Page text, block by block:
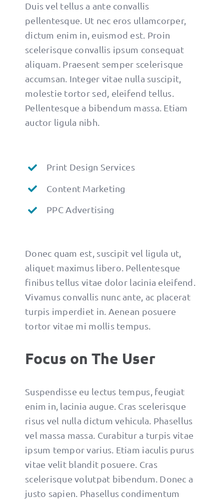
Duis vel tellus a ante convallis
pellentesque. Ut nec eros ullamcorper,
dictum enim in, euismod est. Proin
scelerisque convallis ipsum consequat
aliquam. Praesent semper scelerisque
accumsan. Integer vitae nulla suscipit,
molestie tortor sed, eleifend tellus.
Pellentesque a bibendum massa. Etiam
auctor ligula nibh.
Print Design Services
Content Marketing
PPC Advertising
Donec quam est, suscipit vel ligula ut,
aliquet maximus libero. Pellentesque
finibus tellus vitae dolor lacinia eleifend.
Vivamus convallis nunc ante, ac placerat
turpis imperdiet in. Aenean posuere
tortor vitae mi mollis tempus.
Focus on The User
Suspendisse eu lectus tempus, feugiat
enim in, lacinia augue. Cras scelerisque
risus vel nulla dictum vehicula. Phasellus
vel massa massa. Curabitur a turpis vitae
ipsum tempor varius. Etiam iaculis purus
vitae velit blandit posuere. Cras
scelerisque volutpat bibendum. Donec a
justo sapien. Phasellus condimentum